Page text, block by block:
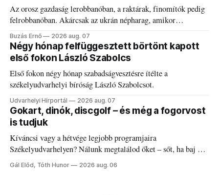
Az orosz gazdaság lerobbanóban, a raktárak, finomítók pedig
felrobbanóban. Akárcsak az ukrán népharag, amikor
elégedetlen vezetőivel.
Buzás Ernő 2026 aug. 07
Négy hónap felfüggesztett börtönt kapott
első fokon László Szabolcs
Első fokon négy hónap szabadságvesztésre ítélte a
székelyudvarhelyi bíróság László Szabolcsot.
Udvarhelyi Hírportál 2026 aug. 07
Gokart, dinók, discgolf – és még a fogorvost
is tudjuk
Kíváncsi vagy a hétvége legjobb programjaira
Székelyudvarhelyen? Nálunk megtalálod őket – sőt, ha baj van
a fogaddal, a fogorvosi ügyeletet is!
Gál Előd, Tóth Hunor 2026 aug. 06